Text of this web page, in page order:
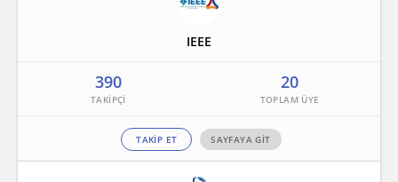
IEEE
390 20
TAKİP ET SAYFAYA GİT